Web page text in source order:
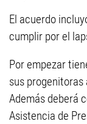
El acuerdo
cumplir por el
Por empezar
sus
Además deberá
Asistencia de